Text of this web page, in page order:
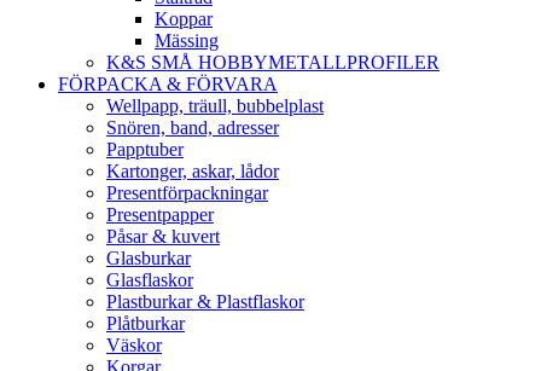
Koppar
Mässing
K&S SMÅ HOBBYMETALLPROFILER
FÖRPACKA & FÖRVARA
Wellpapp, träull, bubbelplast
Snören, band, adresser
Papptuber
Kartonger, askar, lådor
Presentförpackningar
Presentpapper
Påsar & kuvert
Glasburkar
Glasflaskor
Plastburkar & Plastflaskor
Plåtburkar
Väskor
Korgar